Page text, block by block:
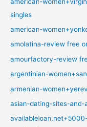
singles
american-
amolatina-review free
amourfactory-review
argentinian-
armenian-
asian-dating-sites-and-